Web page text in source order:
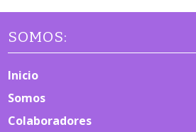
SOMOS:
Inicio
Somos
Colaboradores